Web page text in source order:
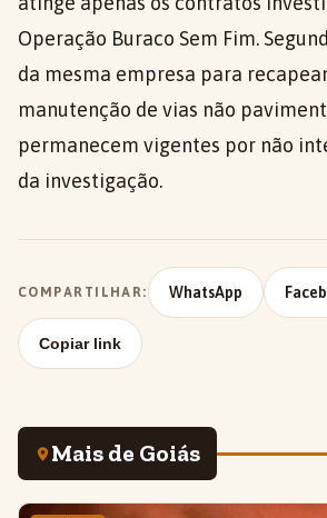
Operação Buraco Sem Fim.
da mesma empresa para
manutenção de vias não
permanecem vigentes por não
da investigação.
COMPARTILHAR: WhatsApp
Copiar link
Mais de Goiás